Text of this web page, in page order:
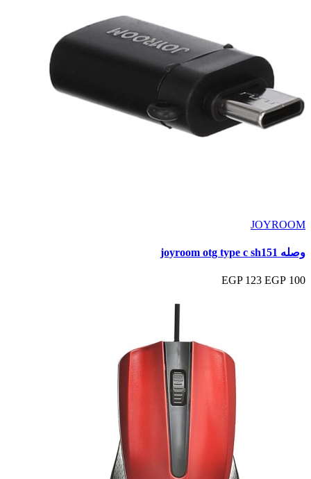
JOYROOM
وصله joyroom otg type c sh151
100 EGP
123 EGP